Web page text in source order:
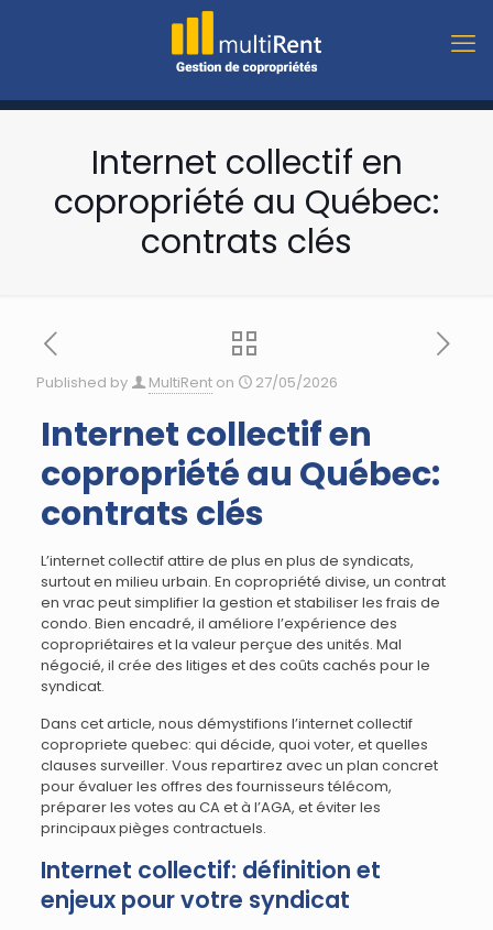
Internet collectif en
copropriété au Québec:
contrats clés
Published by MultiRent on 27/05/2026
Internet collectif en
copropriété au Québec:
contrats clés
L’internet collectif attire de plus en plus de syndicats,
surtout en milieu urbain. En copropriété divise, un contrat
en vrac peut simplifier la gestion et stabiliser les frais de
condo. Bien encadré, il améliore l’expérience des
copropriétaires et la valeur perçue des unités. Mal
négocié, il crée des litiges et des coûts cachés pour le
syndicat.
Dans cet article, nous démystifions l’internet collectif
copropriete quebec: qui décide, quoi voter, et quelles
clauses surveiller. Vous repartirez avec un plan concret
pour évaluer les offres des fournisseurs télécom,
préparer les votes au CA et à l’AGA, et éviter les
principaux pièges contractuels.
Internet collectif: définition et
enjeux pour votre syndicat